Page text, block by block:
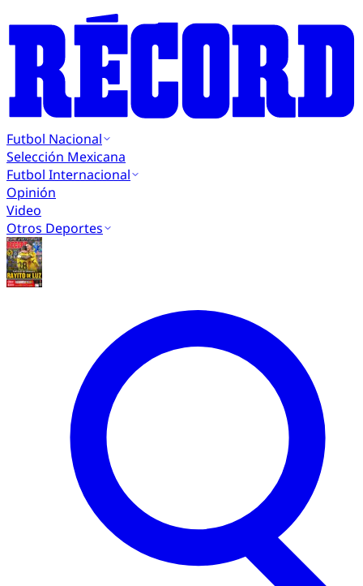
Futbol Nacional
Selección Mexicana
Futbol Internacional
Opinión
Video
Otros Deportes